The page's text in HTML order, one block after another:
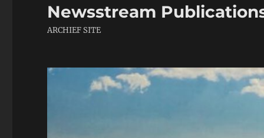
Newsstream
ARCHIEF SITE